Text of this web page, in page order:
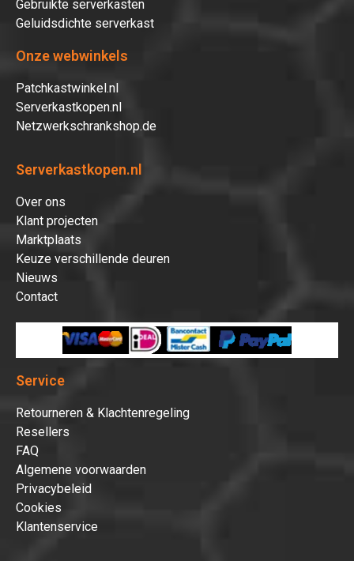
Gebruikte serverkasten
Geluidsdichte serverkast
Onze webwinkels
Patchkastwinkel.nl
Serverkastkopen.nl
Netzwerkschrankshop.de
Serverkastkopen.nl
Over ons
Klant projecten
Marktplaats
Keuze verschillende deuren
Nieuws
Contact
Service
Retourneren & Klachtenregeling
Resellers
FAQ
Algemene voorwaarden
Privacybeleid
Cookies
Klantenservice